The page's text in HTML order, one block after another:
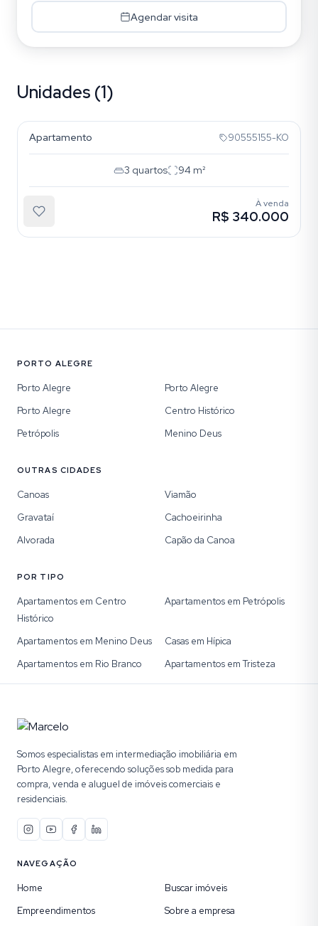
Agendar visita
Unidades (1)
Sem foto
Centro Histórico
Apartamento 90555155-KO
3 quartos 94 m²
À venda
R$ 340.000
PORTO ALEGRE
Porto Alegre
Porto Alegre
Porto Alegre
Centro Histórico
Petrópolis
Menino Deus
OUTRAS CIDADES
Canoas
Viamão
Gravataí
Cachoeirinha
Alvorada
Capão da Canoa
POR TIPO
Apartamentos em Centro
Histórico
Apartamentos em Petrópolis
Apartamentos em Menino Deus
Casas em Hípica
Apartamentos em Rio Branco
Apartamentos em Tristeza
Somos especialistas em intermediação imobiliária em
Porto Alegre, oferecendo soluções sob medida para
compra, venda e aluguel de imóveis comerciais e
residenciais.
NAVEGAÇÃO
Home
Buscar imóveis
Empreendimentos
Sobre a empresa